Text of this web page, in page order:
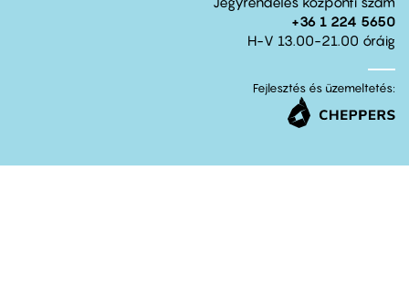
+36 1 224 5650
H-V 13.00-21.00 óráig
Fejlesztés és üzemeltetés: